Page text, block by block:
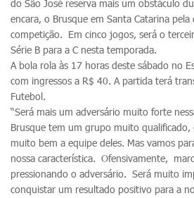
do São José reserva mais um obstáculo
encara, o Brusque em Santa Catarina
competição. Em cinco jogos, será o
Série B para a C nesta temporada.
A bola rola às 17 horas deste sábado no
com ingressos a R$ 40. A partida terá
Futebol.
“Será mais um adversário muito forte
Brusque tem um grupo muito qualificado,
muito bem a equipe deles. Mas vamos
nossa característica. Ofensivamente,
pressionando o adversário. Será muito
conquistar um resultado positivo para a